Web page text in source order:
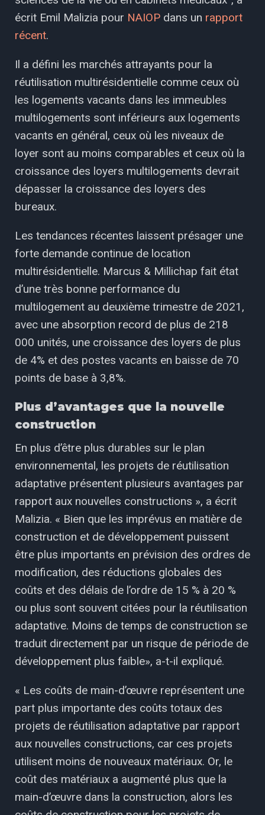
écrit Emil Malizia pour NAIOP dans un rapport
récent.
Il a défini les marchés attrayants pour la
réutilisation multirésidentielle comme ceux où
les logements vacants dans les immeubles
multilogements sont inférieurs aux logements
vacants en général, ceux où les niveaux de
loyer sont au moins comparables et ceux où la
croissance des loyers multilogements devrait
dépasser la croissance des loyers des
bureaux.
Les tendances récentes laissent présager une
forte demande continue de location
multirésidentielle. Marcus & Millichap fait état
d’une très bonne performance du
multilogement au deuxième trimestre de 2021,
avec une absorption record de plus de 218
000 unités, une croissance des loyers de plus
de 4% et des postes vacants en baisse de 70
points de base à 3,8%.
Plus d’avantages que la nouvelle
construction
En plus d’être plus durables sur le plan
environnemental, les projets de réutilisation
adaptative présentent plusieurs avantages par
rapport aux nouvelles constructions », a écrit
Malizia. « Bien que les imprévus en matière de
construction et de développement puissent
être plus importants en prévision des ordres de
modification, des réductions globales des
coûts et des délais de l’ordre de 15 % à 20 %
ou plus sont souvent citées pour la réutilisation
adaptative. Moins de temps de construction se
traduit directement par un risque de période de
développement plus faible», a-t-il expliqué.
« Les coûts de main-d’œuvre représentent une
part plus importante des coûts totaux des
projets de réutilisation adaptative par rapport
aux nouvelles constructions, car ces projets
utilisent moins de nouveaux matériaux. Or, le
coût des matériaux a augmenté plus que la
main-d’œuvre dans la construction, alors les